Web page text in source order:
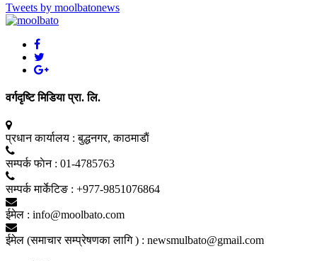
Tweets by moolbatonews
वर्गदृष्टि मिडिया प्रा. लि.
प्रधान कार्यालय : बुद्धनगर, काठमाडाैं
सम्पर्क फाेन : 01-4785763
सम्पर्क मार्केटिङ : +977-9851076864
ईमेल : info@moolbato.com
ईमेल (समाचार सम्प्रेषणका लागि ) : newsmulbato@gmail.com